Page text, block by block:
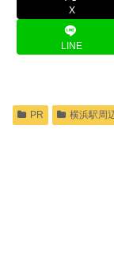
X
LINE
PR 横浜駅周